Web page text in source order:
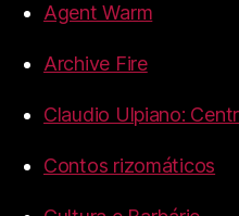
Agent Warm
Archive Fire
Claudio Ulpiano:
Contos rizomáticos